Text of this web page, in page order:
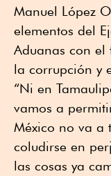
Manuel López
elementos del
Aduanas con
la corrupción y
“Ni en
vamos a
México no va a
coludirse en
las cosas ya